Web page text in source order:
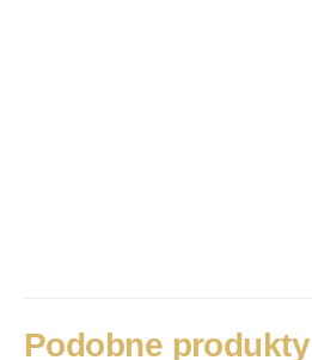
Podobne produkty